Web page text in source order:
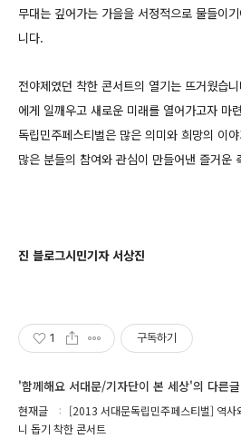
무대는 깊어가는 가을을 서정적으로 물들이
니다.
전야제였던 착한 콘서트의 열기는 뜨거웠습
에게 일깨우고 새로운 미래를 열어가고자 마
독립민주페스티벌은 많은 의미와 희망의 이
많은 분들의 참여와 관심이 만들어낸 즐거운
진 블로그시민기자 서상진
1 구독하기
'함께해요 서대문/기자단이 본 세상'의 다른글
현재글
[2013 서대문독립민주페스티벌] 역사
니 돕기 착한 콘서트